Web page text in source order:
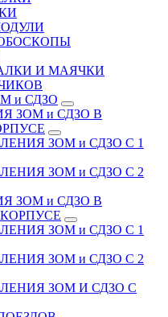
И МАЯЧКИ
и СДЗО
ЗОМ и СДЗО В
ЗОМ и СДЗО С 1
ЗОМ и СДЗО С 2
ЗОМ и СДЗО В
ЗОМ и СДЗО С 1
ЗОМ и СДЗО С 2
ЗОМ И СДЗО С